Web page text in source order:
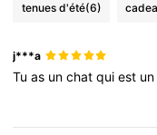
tenues d'été(6)
j***a
Tuas unchatquiest un